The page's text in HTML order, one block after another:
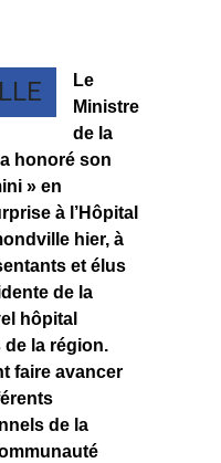
Le
Ministre
de la
honoré son
» en
à l’Hôpital
hier, à
et élus
de la
hôpital
de la région.
faire avancer
de la